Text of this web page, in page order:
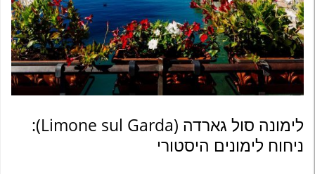
לימונה סול גארדה (Limone sul Garda):
ניחוח לימונים היסטורי